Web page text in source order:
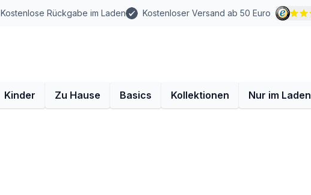
Kostenlose Rückgabe im Laden Kostenloser Versand ab 50 Euro
Kinder Zu Hause Basics Kollektionen Nur im Laden